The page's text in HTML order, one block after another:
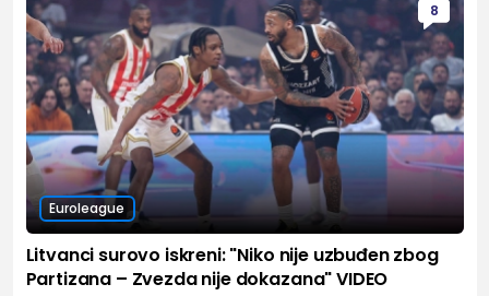
8
Euroleague
Litvanci surovo iskreni: "Niko nije uzbuđen zbog
Partizana – Zvezda nije dokazana" VIDEO